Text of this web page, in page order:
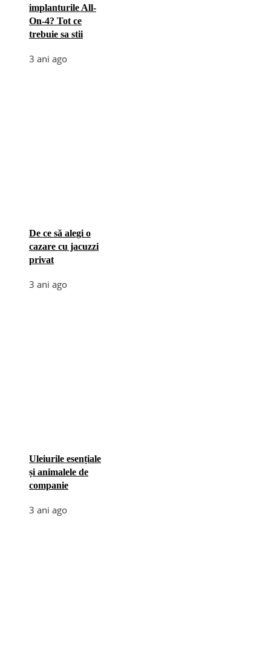
implanturile All-
On-4? Tot ce
trebuie sa stii
3 ani ago
De ce să alegi o
cazare cu jacuzzi
privat
3 ani ago
Uleiurile esențiale
și animalele de
companie
3 ani ago